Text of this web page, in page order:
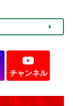
ースも【FP解
チャンネル